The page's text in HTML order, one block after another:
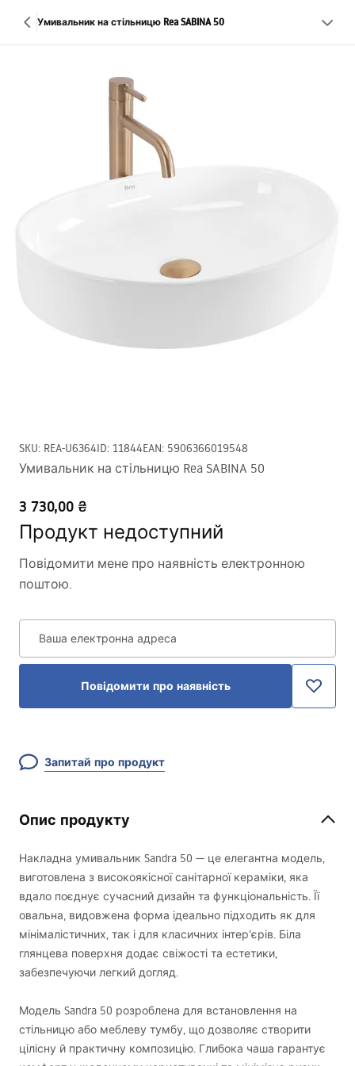
Умивальник на стільницю Rea SABINA 50
SKU: REA-U6364ID: 11844EAN: 5906366019548
Умивальник на стільницю Rea SABINA 50
3 730,00 ₴
Продукт недоступний
Повідомити мене про наявність електронною
поштою.
Ваша електронна адреса
Повідомити про наявність
Запитай про продукт
Опис продукту
Накладна умивальник Sandra 50 — це елегантна модель,
виготовлена з високоякісної санітарної кераміки, яка
вдало поєднує сучасний дизайн та функціональність. Її
овальна, видовжена форма ідеально підходить як для
мінімалістичних, так і для класичних інтер’єрів. Біла
глянцева поверхня додає свіжості та естетики,
забезпечуючи легкий догляд.
Модель Sandra 50 розроблена для встановлення на
стільницю або меблеву тумбу, що дозволяє створити
цілісну й практичну композицію. Глибока чаша гарантує